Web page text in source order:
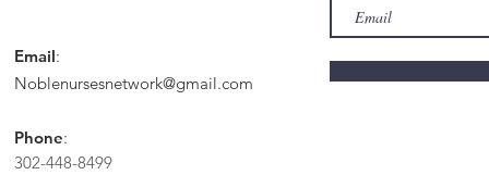
Email:
Noblenursesnetwork@gmail.com
Phone:
302-448-8499